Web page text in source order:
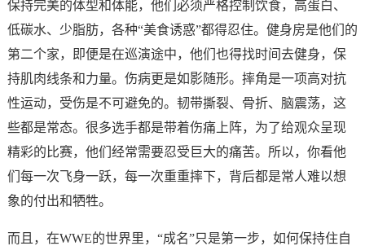
保持完美的体型和体能，他们必须严格控制饮食，高蛋白、
低碳水、少脂肪，各种“美食诱惑”都得忍住。健身房是他们的
第二个家，即便是在巡演途中，他们也得找时间去健身，保
持肌肉线条和力量。伤病更是如影随形。摔角是一项高对抗
性运动，受伤是不可避免的。韧带撕裂、骨折、脑震荡，这
些都是常态。很多选手都是带着伤痛上阵，为了给观众呈现
精彩的比赛，他们经常需要忍受巨大的痛苦。所以，你看他
们每一次飞身一跃，每一次重重摔下，背后都是常人难以想
象的付出和牺牲。
而且，在WWE的世界里，“成名”只是第一步，如何保持住自